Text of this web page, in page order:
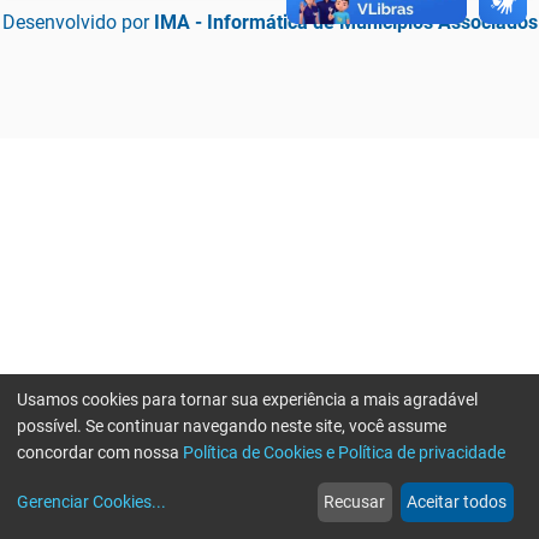
Desenvolvido por IMA - Informática de Municípios Associados
web
Notícias
more_horiz
Mais
Usamos cookies para tornar sua experiência a mais agradável
possível. Se continuar navegando neste site, você assume
concordar com nossa Política de Cookies e Política de privacidade
Gerenciar Cookies... Recusar Aceitar todos
Erro ao enviar informações, por favor tente novamente